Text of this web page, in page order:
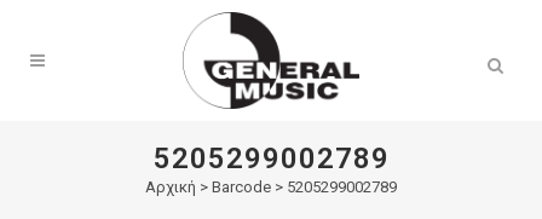
5205299002789
Αρχική > Barcode > 5205299002789